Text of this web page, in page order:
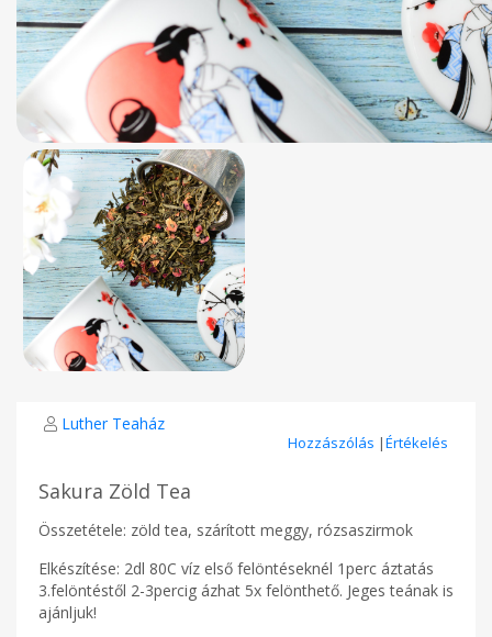
Luther Teaház
Hozzászólás |Értékelés
Sakura Zöld Tea
Összetétele: zöld tea, szárított meggy, rózsaszirmok
Elkészítése: 2dl 80C víz első felöntéseknél 1perc áztatás
3.felöntéstől 2-3percig ázhat 5x felönthető. Jeges teának is
ajánljuk!